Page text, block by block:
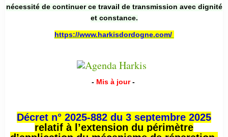
nécessité de continuer ce travail de transmission avec dignité
et constance.
https://www.harkisdordogne.com/
- Mis à jour -
Décret n° 2025-882 du 3 septembre 2025
relatif à l’extension du périmètre